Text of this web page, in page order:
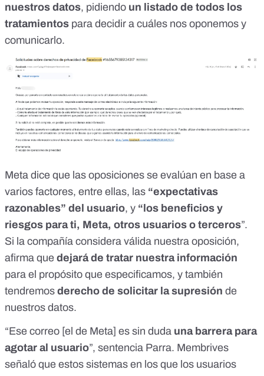
nuestros datos, pidiendo un listado de todos los
tratamientos para decidir a cuáles nos oponemos y
comunicarlo.
Meta dice que las oposiciones se evalúan en base a
varios factores, entre ellas, las “expectativas
razonables” del usuario, y “los beneficios y
riesgos para ti, Meta, otros usuarios o terceros”.
Si la compañía considera válida nuestra oposición,
afirma que dejará de tratar nuestra información
para el propósito que especificamos, y también
tendremos derecho de solicitar la supresión de
nuestros datos.
“Ese correo [el de Meta] es sin duda una barrera para
agotar al usuario”, sentencia Parra. Membrives
señaló que estos sistemas en los que los usuarios